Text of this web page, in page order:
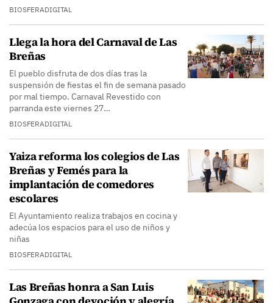
BIOSFERADIGITAL
Llega la hora del Carnaval de Las
Breñas
El pueblo disfruta de dos días tras la
suspensión de fiestas el fin de semana pasado
por mal tiempo. Carnaval Revestido con
parranda este viernes 27…
BIOSFERADIGITAL
Yaiza reforma los colegios de Las
Breñas y Femés para la
implantación de comedores
escolares
El Ayuntamiento realiza trabajos en cocina y
adecúa los espacios para el uso de niños y
niñas
BIOSFERADIGITAL
Las Breñas honra a San Luis